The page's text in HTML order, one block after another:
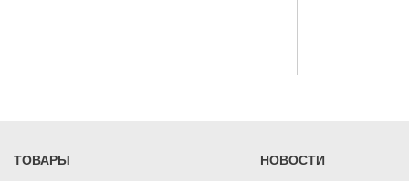
ТОВАРЫ НОВОСТИ